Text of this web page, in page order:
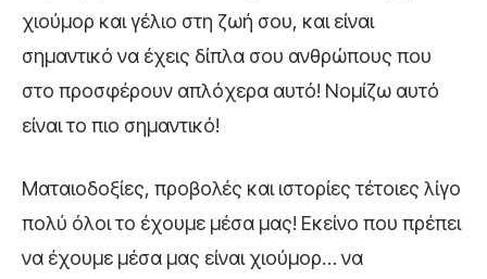
χιούμορ και γέλιο στη ζωή σου, και είναι
σημαντικό να έχεις δίπλα σου ανθρώπους που
στο προσφέρουν απλόχερα αυτό! Νομίζω αυτό
είναι το πιο σημαντικό!
Ματαιοδοξίες, προβολές και ιστορίες τέτοιες λίγο
πολύ όλοι το έχουμε μέσα μας! Εκείνο που πρέπει
να έχουμε μέσα μας είναι χιούμορ… να